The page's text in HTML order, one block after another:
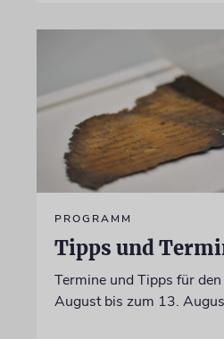
PROGRAMM
Tipps und
Termine und Tipps für
August bis zum 13.